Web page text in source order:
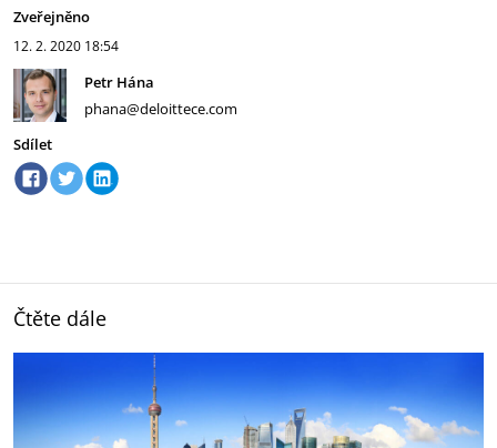
Zveřejněno
12. 2. 2020 18:54
Petr Hána
phana@deloittece.com
Sdílet
Čtěte dále